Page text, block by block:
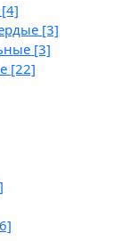
[4]
[3]
[3]
[22]